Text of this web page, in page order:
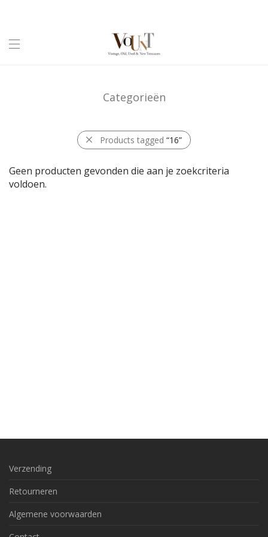
Categorieën
Products tagged “16”
Geen producten gevonden die aan je zoekcriteria
voldoen.
Verzending
Retourneren
Algemene voorwaarden